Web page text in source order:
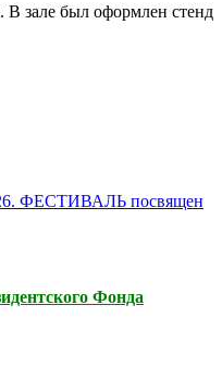
В зале был оформлен стенд
ФЕСТИВАЛЬ посвящен
Фонда